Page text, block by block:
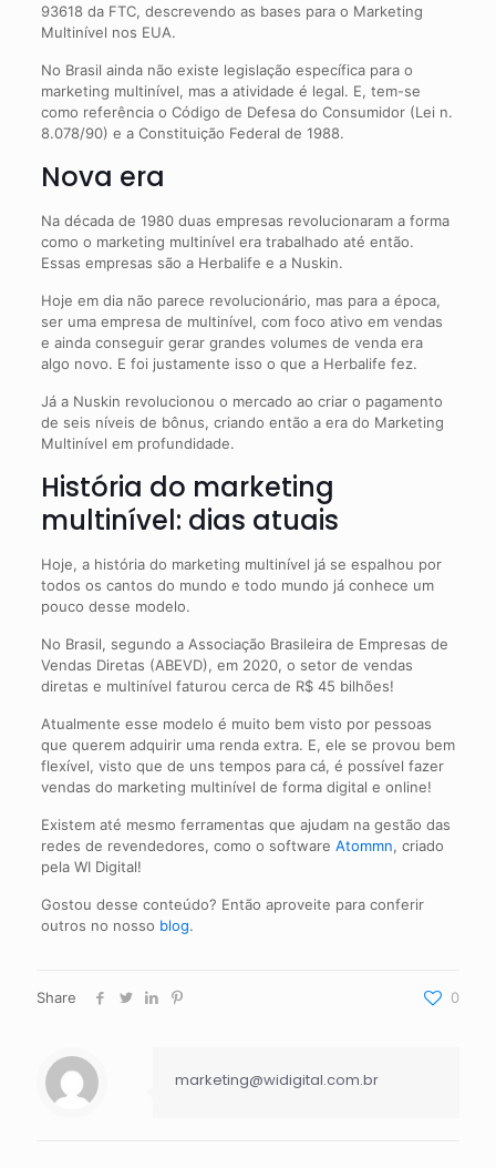
93618 da FTC, descrevendo as bases para o Marketing
Multinível nos EUA.
No Brasil ainda não existe legislação específica para o
marketing multinível, mas a atividade é legal. E, tem-se
como referência o Código de Defesa do Consumidor (Lei n.
8.078/90) e a Constituição Federal de 1988.
Nova era
Na década de 1980 duas empresas revolucionaram a forma
como o marketing multinível era trabalhado até então.
Essas empresas são a Herbalife e a Nuskin.
Hoje em dia não parece revolucionário, mas para a época,
ser uma empresa de multinível, com foco ativo em vendas
e ainda conseguir gerar grandes volumes de venda era
algo novo. E foi justamente isso o que a Herbalife fez.
Já a Nuskin revolucionou o mercado ao criar o pagamento
de seis níveis de bônus, criando então a era do Marketing
Multinível em profundidade.
História do marketing
multinível: dias atuais
Hoje, a história do marketing multinível já se espalhou por
todos os cantos do mundo e todo mundo já conhece um
pouco desse modelo.
No Brasil, segundo a Associação Brasileira de Empresas de
Vendas Diretas (ABEVD), em 2020, o setor de vendas
diretas e multinível faturou cerca de R$ 45 bilhões!
Atualmente esse modelo é muito bem visto por pessoas
que querem adquirir uma renda extra. E, ele se provou bem
flexível, visto que de uns tempos para cá, é possível fazer
vendas do marketing multinível de forma digital e online!
Existem até mesmo ferramentas que ajudam na gestão das
redes de revendedores, como o software Atommn, criado
pela WI Digital!
Gostou desse conteúdo? Então aproveite para conferir
outros no nosso blog.
Share 0
marketing@widigital.com.br